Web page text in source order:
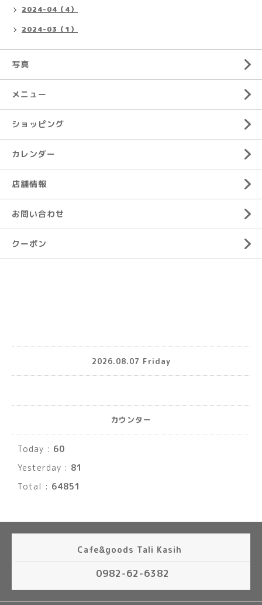
2024-04（4）
2024-03（1）
写真
メニュー
ショッピング
カレンダー
店舗情報
お問い合わせ
クーポン
2026.08.07 Friday
カウンター
Today : 60
Yesterday : 81
Total : 64851
Cafe&goods Tali Kasih
0982-62-6382